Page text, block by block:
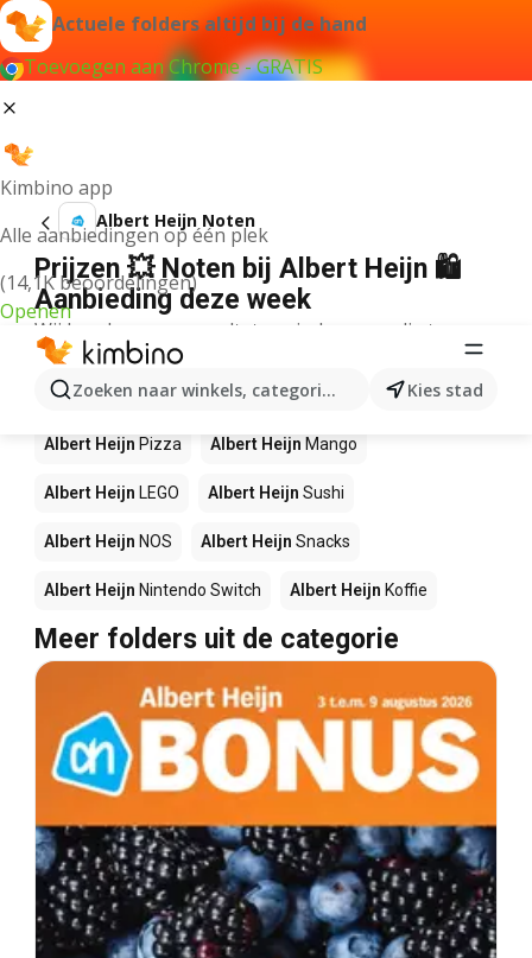
Actuele folders altijd bij de hand
Toevoegen aan Chrome - GRATIS
Kimbino app
Alle aanbiedingen op één plek
(14,1K beoordelingen)
Openen
Zoeken naar winkels, categorieën, producten...
Kies stad
Albert Heijn Noten
Prijzen 💥 Noten bij Albert Heijn 🛍️
Aanbieding deze week
Wij konden geen resultaten vinden voor die term.
Andere producten in winkels Albert
Heijn
Albert Heijn Pizza Albert Heijn Mango
Albert Heijn LEGO Albert Heijn Sushi
Albert Heijn NOS Albert Heijn Snacks
Albert Heijn Nintendo Switch Albert Heijn Koffie
Meer folders uit de categorie